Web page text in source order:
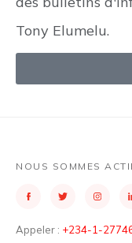
Tony Elumelu.
NOUS SOMMES
Appeler : +234-1-